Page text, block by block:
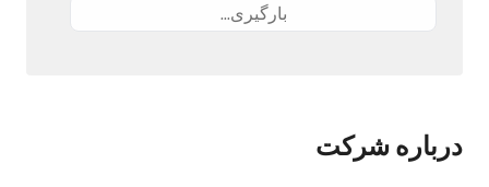
بارگیری...
درباره شرکت